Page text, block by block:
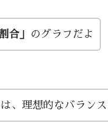
合」 のグラフだよ
、理想的なバラン